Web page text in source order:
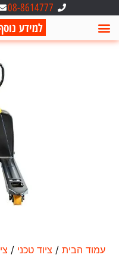
08-8614777
למידע
עמוד הבית / ציוד טכני /